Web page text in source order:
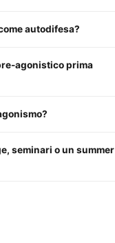
autodifesa?
agonistico prima
seminari o un summer